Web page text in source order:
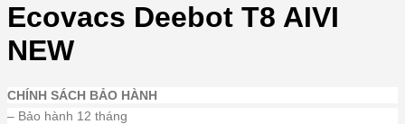
Ecovacs Deebot T8 AIVI
NEW
CHÍNH SÁCH BẢO HÀNH
– Bảo hành 12 tháng